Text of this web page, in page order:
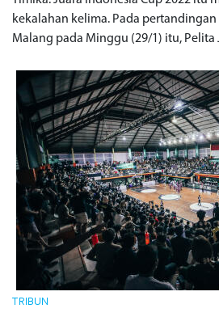
kekalahan kelima. Pada pertandingan
Malang pada Minggu (29/1) itu, Pelita
TRIBUN